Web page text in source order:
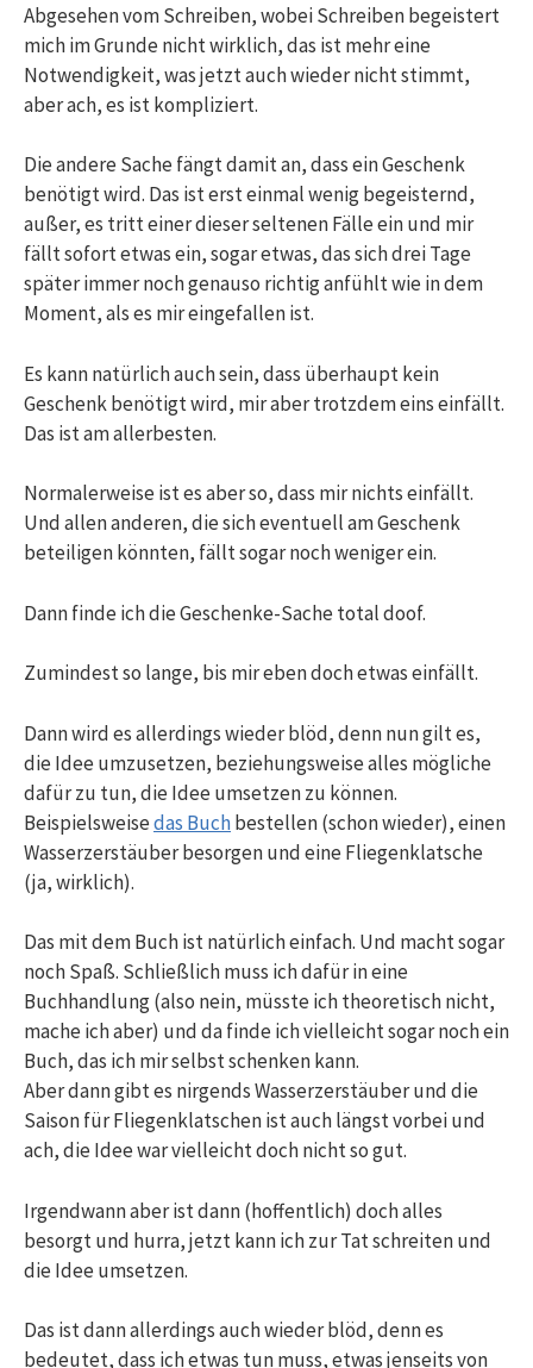
Abgesehen vom Schreiben, wobei Schreiben begeistert
mich im Grunde nicht wirklich, das ist mehr eine
Notwendigkeit, was jetzt auch wieder nicht stimmt,
aber ach, es ist kompliziert.
Die andere Sache fängt damit an, dass ein Geschenk
benötigt wird. Das ist erst einmal wenig begeisternd,
außer, es tritt einer dieser seltenen Fälle ein und mir
fällt sofort etwas ein, sogar etwas, das sich drei Tage
später immer noch genauso richtig anfühlt wie in dem
Moment, als es mir eingefallen ist.
Es kann natürlich auch sein, dass überhaupt kein
Geschenk benötigt wird, mir aber trotzdem eins einfällt.
Das ist am allerbesten.
Normalerweise ist es aber so, dass mir nichts einfällt.
Und allen anderen, die sich eventuell am Geschenk
beteiligen könnten, fällt sogar noch weniger ein.
Dann finde ich die Geschenke-Sache total doof.
Zumindest so lange, bis mir eben doch etwas einfällt.
Dann wird es allerdings wieder blöd, denn nun gilt es,
die Idee umzusetzen, beziehungsweise alles mögliche
dafür zu tun, die Idee umsetzen zu können.
Beispielsweisedas Buchbestellen (schon wieder), einen
Wasserzerstäuber besorgen und eine Fliegenklatsche
(ja, wirklich).
Das mit dem Buch ist natürlich einfach. Und macht sogar
noch Spaß. Schließlich muss ich dafür in eine
Buchhandlung (also nein, müsste ich theoretisch nicht,
mache ich aber) und da finde ich vielleicht sogar noch ein
Buch, das ich mir selbst schenken kann.
Aber dann gibt es nirgends Wasserzerstäuber und die
Saison für Fliegenklatschen ist auch längst vorbei und
ach, die Idee war vielleicht doch nicht so gut.
Irgendwann aber ist dann (hoffentlich) doch alles
besorgt und hurra, jetzt kann ich zur Tat schreiten und
die Idee umsetzen.
Das ist dann allerdings auch wieder blöd, denn es
bedeutet, dass ich etwas tun muss, etwas jenseits von